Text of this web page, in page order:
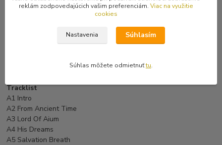
Bieloruský pagan black / doom metal.
Tracklist
A1 Intro
A2 From Ancient Time
A3 Lord Of Aium
A4 His Dreams
A5 Salvation Breath
reklám zodpovedajúcich vašim preferenciám. Viac na využitie
cookies
Nastavenia Súhlasím
Súhlas môžete odmietnuťtu.